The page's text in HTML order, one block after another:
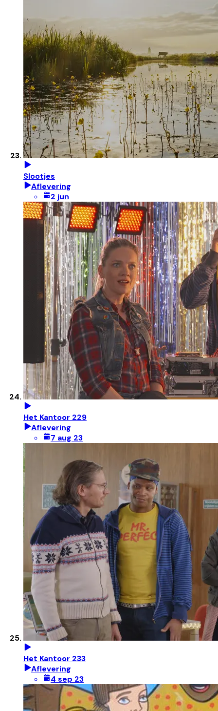
Slootjes
Aflevering
2 jun
Het Kantoor 229
Aflevering
7 aug 23
Het Kantoor 233
Aflevering
4 sep 23